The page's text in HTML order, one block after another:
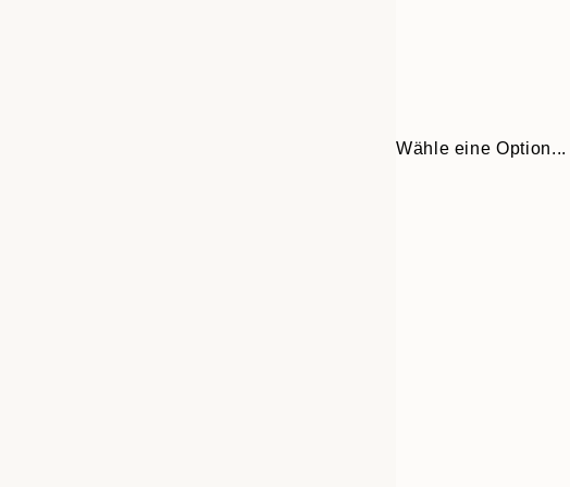
Wähle eine Option...